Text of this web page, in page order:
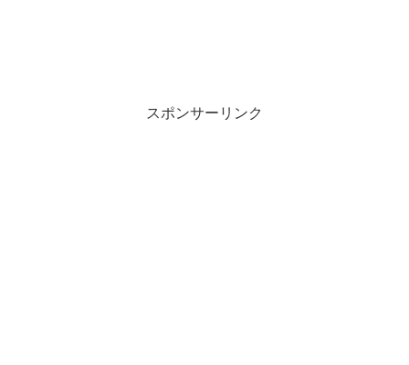
スポンサーリンク